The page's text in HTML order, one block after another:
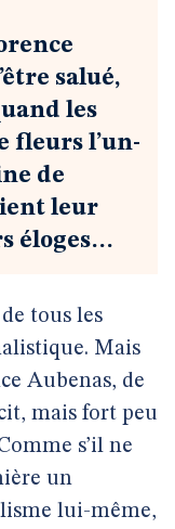
salué,
les
fleurs l’un-
de
leur
éloges…
tous les
Mais
Aubenas, de
mais fort peu
s’il ne
un
lui-même,